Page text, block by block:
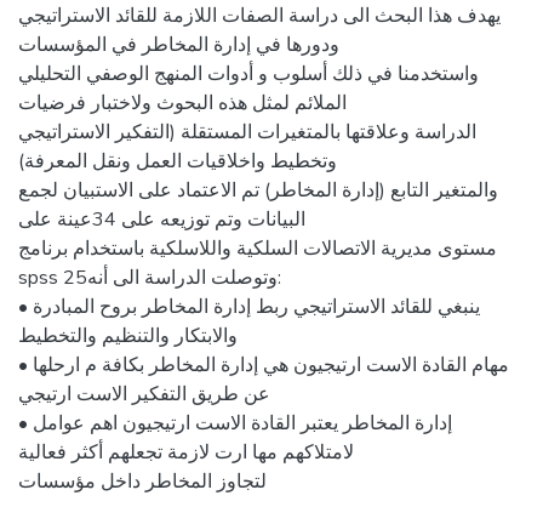
يهدف هذا البحث الى دراسة الصفات اللازمة للقائد الاستراتيجي
ودورها في إدارة المخاطر في المؤسسات
واستخدمنا في ذلك أسلوب و أدوات المنهج الوصفي التحليلي
الملائم لمثل هذه البحوث ولاختبار فرضيات
الدراسة وعلاقتها بالمتغيرات المستقلة (التفكير الاستراتيجي
وتخطيط واخلاقيات العمل ونقل المعرفة)
والمتغير التابع (إدارة المخاطر) تم الاعتماد على الاستبيان لجمع
البيانات وتم توزيعه على 34عينة على
مستوى مديرية الاتصالات السلكية واللاسلكية باستخدام برنامج
spss 25وتوصلت الدراسة الى أنه:
• ينبغي للقائد الاستراتيجي ربط إدارة المخاطر بروح المبادرة
والابتكار والتنظيم والتخطيط
• مهام القادة الاست ارتيجيون هي إدارة المخاطر بكافة م ارحلها
عن طريق التفكير الاست ارتيجي
• إدارة المخاطر يعتبر القادة الاست ارتيجيون اهم عوامل
لامتلاكهم مها ارت لازمة تجعلهم أكثر فعالية
لتجاوز المخاطر داخل مؤسسات